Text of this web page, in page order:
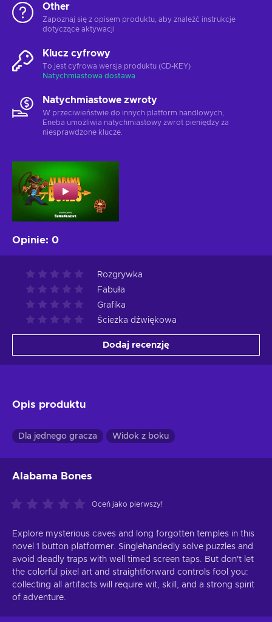
Other
Zapoznaj się z opisem produktu, aby znaleźć instrukcje
dotyczące aktywacji
Klucz cyfrowy
To jest cyfrowa wersja produktu (CD-KEY)
Natychmiastowa dostawa
Natychmiastowe zwroty
W przeciwieństwie do innych platform handlowych,
Eneba umożliwia natychmiastowy zwrot pieniędzy za
niesprawdzone klucze.
Opinie: 0
Rozgrywka
Fabuła
Grafika
Ścieżka dźwiękowa
Dodaj recenzję
Opis produktu
Dla jednego gracza Widok z boku
Alabama Bones
Oceń jako pierwszy!
Explore mysterious caves and long forgotten temples in this
novel 1 button platformer. Singlehandedly solve puzzles and
avoid deadly traps with well timed screen taps. But don't let
the colorful pixel art and straightforward controls fool you:
collecting all artifacts will require wit, skill, and a strong spirit
of adventure.